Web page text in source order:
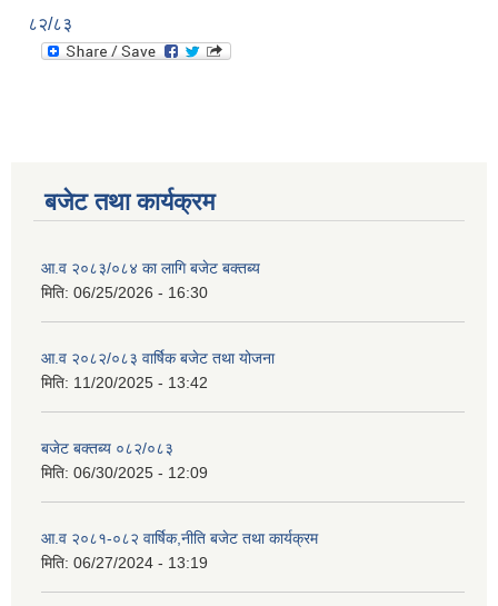
८२/८३
बजेट तथा कार्यक्रम
आ.व २०८३/०८४ का लागि बजेट बक्तब्य
मिति: 06/25/2026 - 16:30
आ.व २०८२/०८३ वार्षिक बजेट तथा योजना
मिति: 11/20/2025 - 13:42
बजेट बक्तब्य ०८२/०८३
मिति: 06/30/2025 - 12:09
आ.व २०८१-०८२ वार्षिक,नीति बजेट तथा कार्यक्रम
मिति: 06/27/2024 - 13:19